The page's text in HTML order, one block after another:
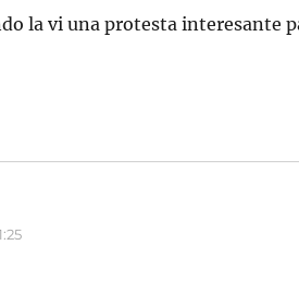
la vi una protesta interesante